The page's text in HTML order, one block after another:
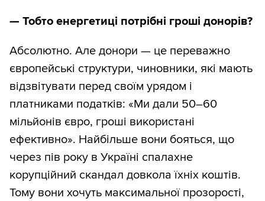
— Тобто енергетиці потрібні гроші донорів?
Абсолютно. Але донори — це переважно
європейські структури, чиновники, які мають
відзвітувати перед своїм урядом і
платниками податків: «Ми дали 50–60
мільйонів євро, гроші використані
ефективно». Найбільше вони бояться, що
через пів року в Україні спалахне
корупційний скандал довкола їхніх коштів.
Тому вони хочуть максимальної прозорості,